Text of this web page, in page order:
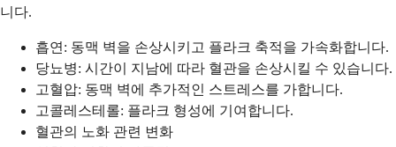
니다.
흡연: 동맥 벽을 손상시키고 플라크 축적을 가속화합니다.
당뇨병: 시간이 지남에 따라 혈관을 손상시킬 수 있습니다.
고혈압: 동맥 벽에 추가적인 스트레스를 가합니다.
고콜레스테롤: 플라크 형성에 기여합니다.
혈관의 노화 관련 변화